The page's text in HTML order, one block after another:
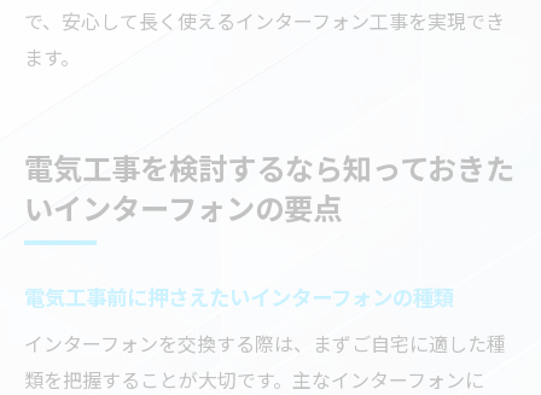
で、安心して長く使えるインターフォン工事を実現でき
ます。
電気工事を検討するなら知っておきた
いインターフォンの要点
電気工事前に押さえたいインターフォンの種類
インターフォンを交換する際は、まずご自宅に適した種
類を把握することが大切です。主なインターフォンに